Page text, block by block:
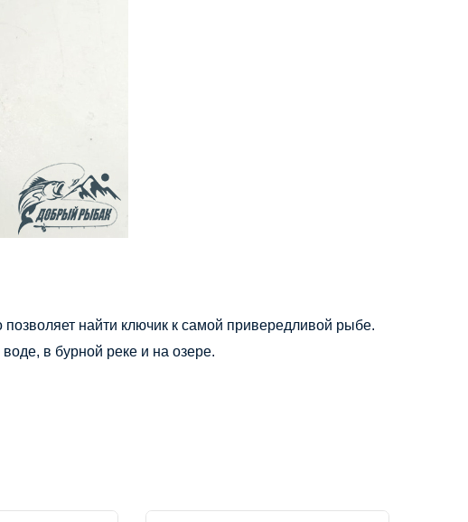
найти ключик к самой привередливой рыбе.
в бурной реке и на озере.